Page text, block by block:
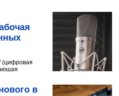
(цифровая
в